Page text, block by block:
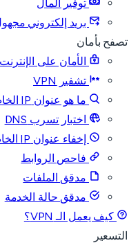
توفير المال
بريد إلكتروني مجهول
تصفح بأمان
الأمان على الإنترنت
تشفير VPN
ما هو عنوان IP الخاص بي؟
اختبار تسرب DNS
إخفاء عنوان IP الخاص بك
فاحص الروابط
مدقق الملفات
مدقق حالة الخدمة
كيف يعمل الـ VPN؟
التسعير